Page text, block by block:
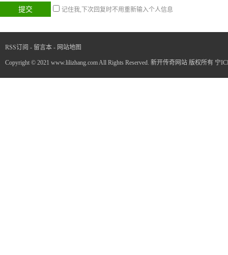
记住我,下次回复时不用重新输入个人信息
RSS订阅 - 留言本 - 网站地图
Copyright © 2021 www.lilizhang.com All Rights Reserved. 新开传奇网站 版权所有 宁